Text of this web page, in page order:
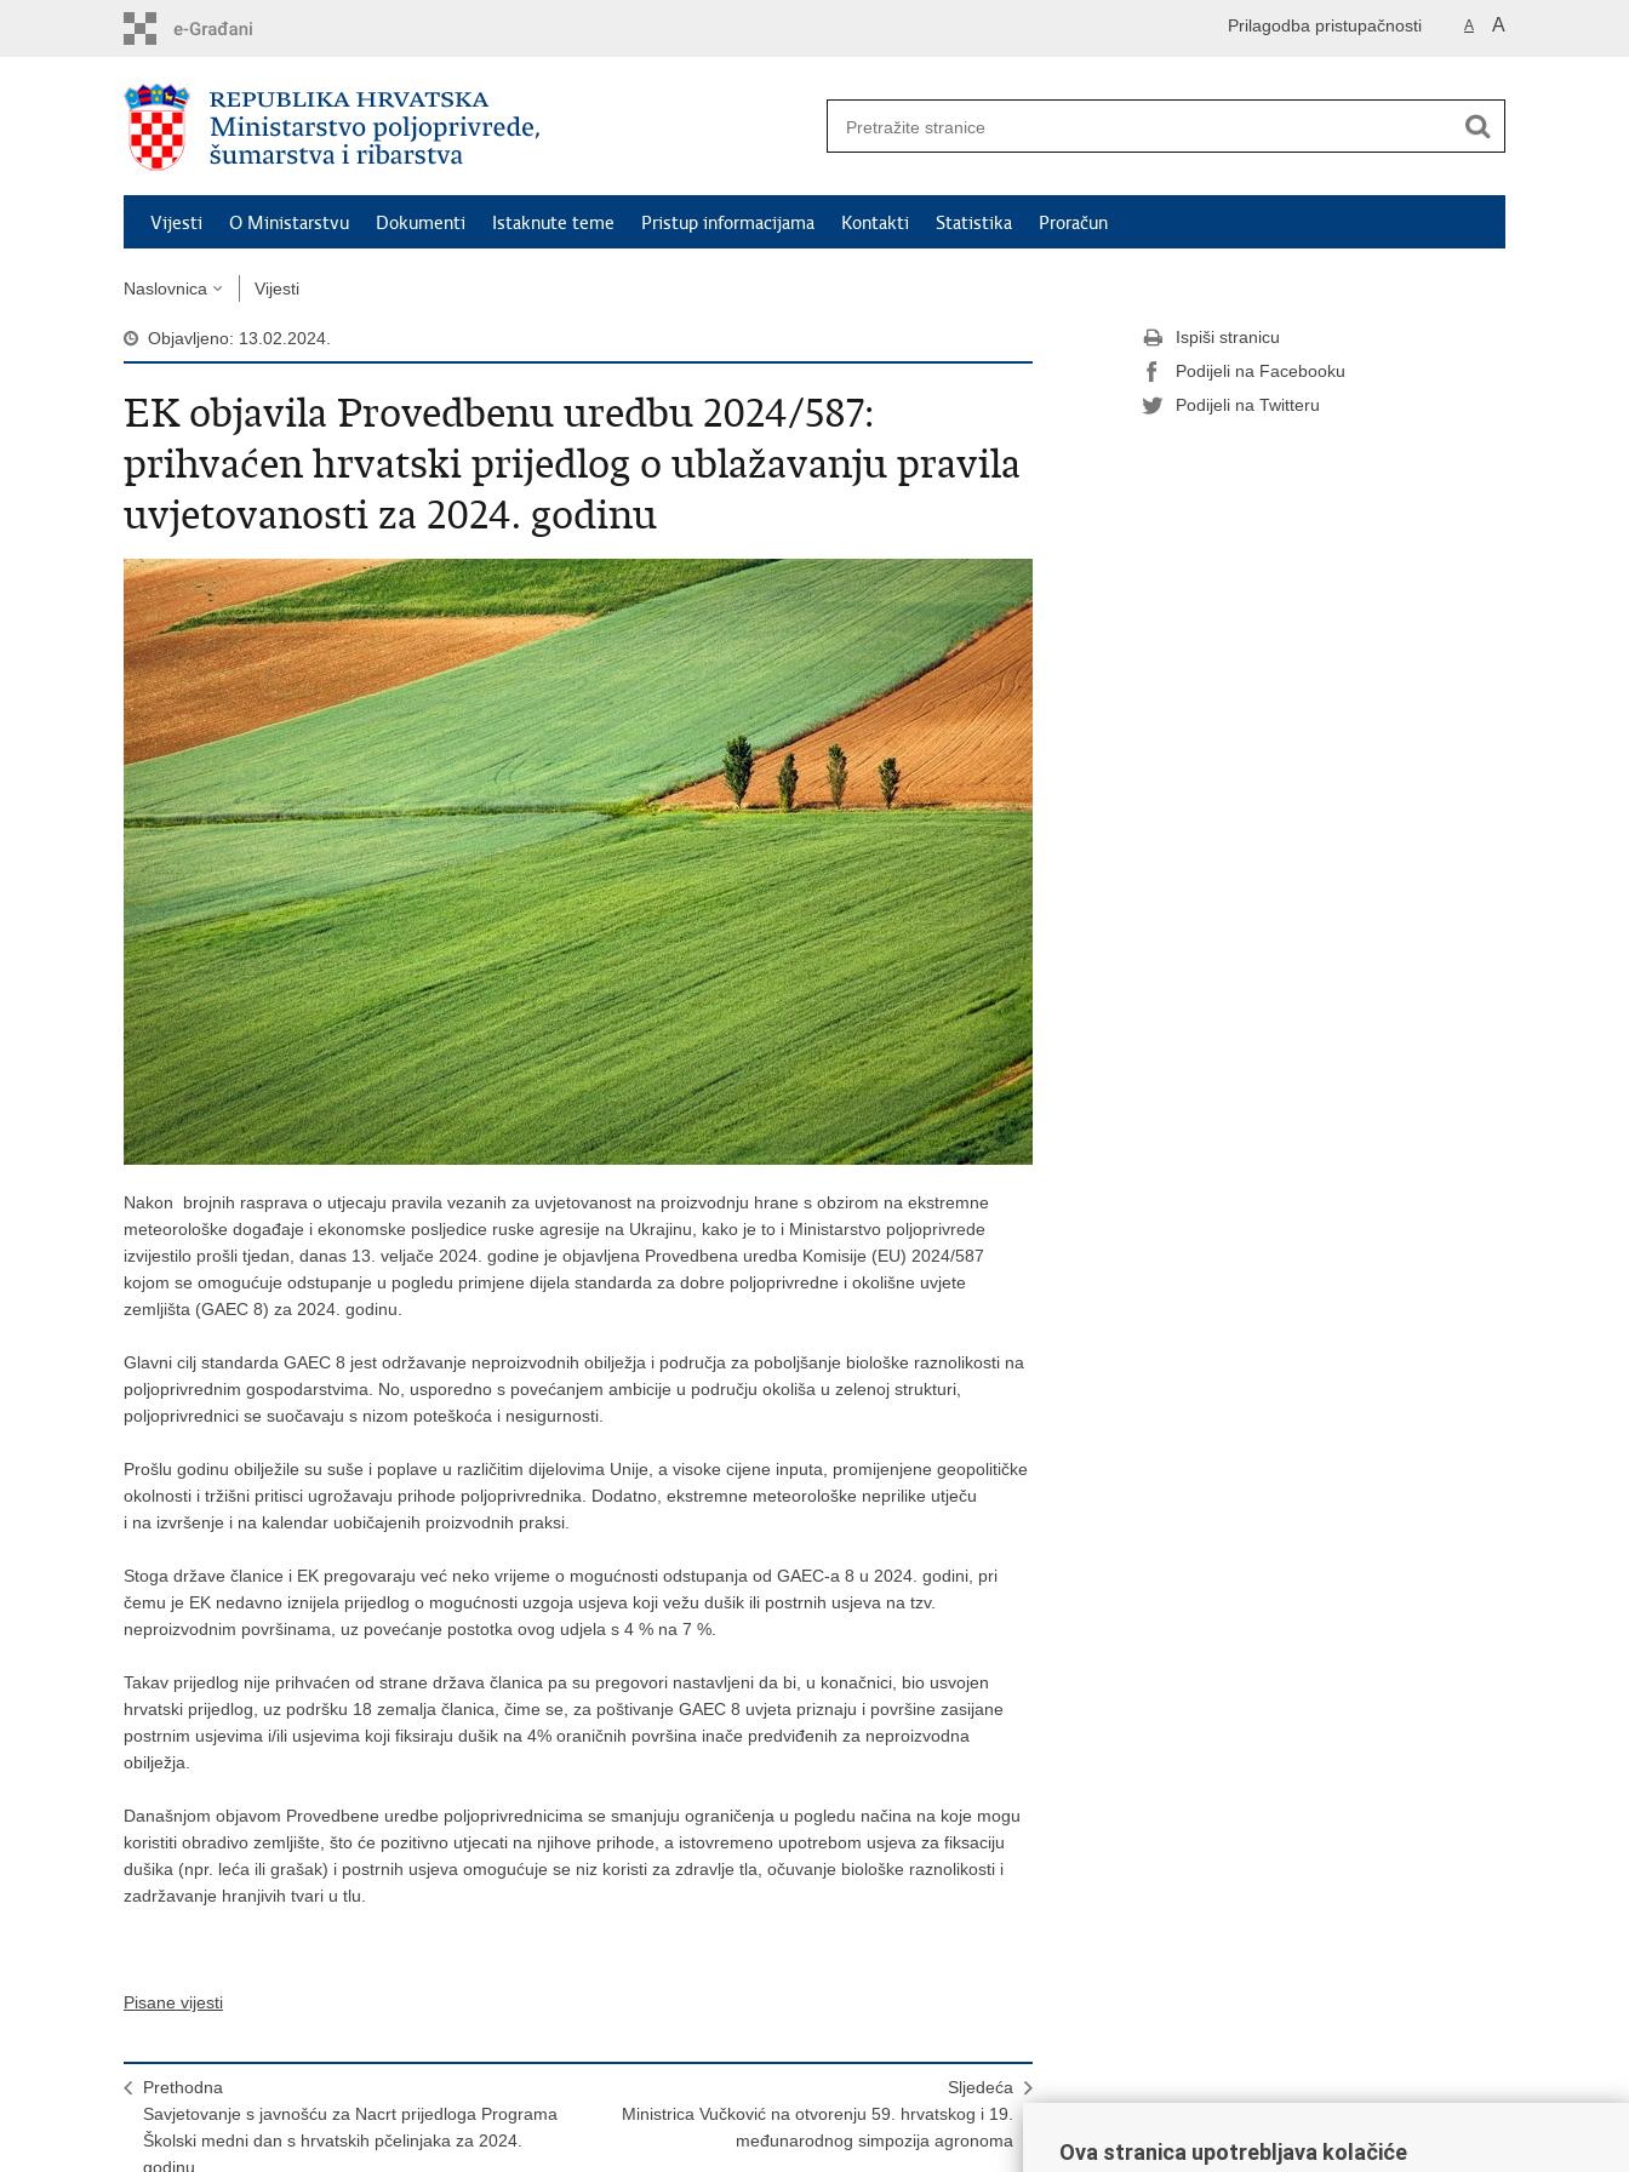
A A
Prilagodba pristupačnosti
Vijesti O Ministarstvu Dokumenti Istaknute teme Pristup informacijama Kontakti Statistika Proračun
Naslovnica Vijesti
Objavljeno: 13.02.2024.
EK objavila Provedbenu uredbu 2024/587:
prihvaćen hrvatski prijedlog o ublažavanju pravila
uvjetovanosti za 2024. godinu
Nakon brojnih rasprava o utjecaju pravila vezanih za uvjetovanost na proizvodnju hrane s obzirom na ekstremne
meteorološke događaje i ekonomske posljedice ruske agresije na Ukrajinu, kako je to i Ministarstvo poljoprivrede
izvijestilo prošli tjedan, danas 13. veljače 2024. godine je objavljena Provedbena uredba Komisije (EU) 2024/587
kojom se omogućuje odstupanje u pogledu primjene dijela standarda za dobre poljoprivredne i okolišne uvjete
zemljišta (GAEC 8) za 2024. godinu.
Glavni cilj standarda GAEC 8 jest održavanje neproizvodnih obilježja i područja za poboljšanje biološke raznolikosti na
poljoprivrednim gospodarstvima. No, usporedno s povećanjem ambicije u području okoliša u zelenoj strukturi,
poljoprivrednici se suočavaju s nizom poteškoća i nesigurnosti.
Prošlu godinu obilježile su suše i poplave u različitim dijelovima Unije, a visoke cijene inputa, promijenjene geopolitičke
okolnosti i tržišni pritisci ugrožavaju prihode poljoprivrednika. Dodatno, ekstremne meteorološke neprilike utječu
i na izvršenje i na kalendar uobičajenih proizvodnih praksi.
Stoga države članice i EK pregovaraju već neko vrijeme o mogućnosti odstupanja od GAEC-a 8 u 2024. godini, pri
čemu je EK nedavno iznijela prijedlog o mogućnosti uzgoja usjeva koji vežu dušik ili postrnih usjeva na tzv.
neproizvodnim površinama, uz povećanje postotka ovog udjela s 4 % na 7 %.
Takav prijedlog nije prihvaćen od strane država članica pa su pregovori nastavljeni da bi, u konačnici, bio usvojen
hrvatski prijedlog, uz podršku 18 zemalja članica, čime se, za poštivanje GAEC 8 uvjeta priznaju i površine zasijane
postrnim usjevima i/ili usjevima koji fiksiraju dušik na 4% oraničnih površina inače predviđenih za neproizvodna
obilježja.
Današnjom objavom Provedbene uredbe poljoprivrednicima se smanjuju ograničenja u pogledu načina na koje mogu
koristiti obradivo zemljište, što će pozitivno utjecati na njihove prihode, a istovremeno upotrebom usjeva za fiksaciju
dušika (npr. leća ili grašak) i postrnih usjeva omogućuje se niz koristi za zdravlje tla, očuvanje biološke raznolikosti i
zadržavanje hranjivih tvari u tlu.
Pisane vijesti
Prethodna
Savjetovanje s javnošću za Nacrt prijedloga Programa
Školski medni dan s hrvatskih pčelinjaka za 2024.
godinu
Sljedeća
Ministrica Vučković na otvorenju 59. hrvatskog i 19.
međunarodnog simpozija agronoma
Ispiši stranicu
Podijeli na Facebooku
Podijeli na Twitteru
Ova stranica upotrebljava kolačiće